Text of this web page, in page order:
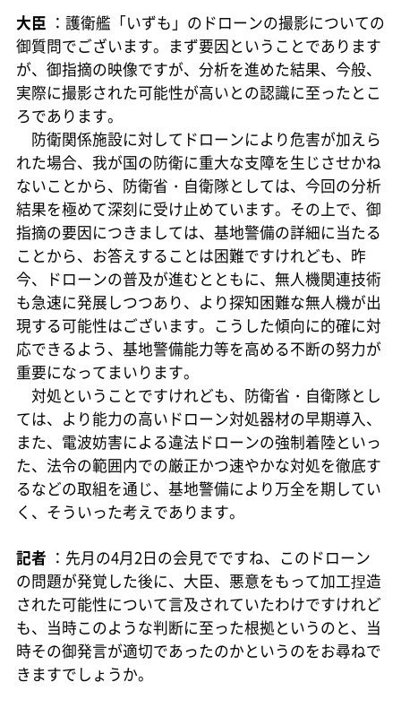
大臣 ：護衛艦「いずも」のドローンの撮影についての
御質問でございます。まず要因ということであります
が、御指摘の映像ですが、分析を進めた結果、今般、
実際に撮影された可能性が高いとの認識に至ったとこ
ろであります。
防衛関係施設に対してドローンにより危害が加えら
れた場合、我が国の防衛に重大な支障を生じさせかね
ないことから、防衛省・自衛隊としては、今回の分析
結果を極めて深刻に受け止めています。その上で、御
指摘の要因につきましては、基地警備の詳細に当たる
ことから、お答えすることは困難ですけれども、昨
今、ドローンの普及が進むとともに、無人機関連技術
も急速に発展しつつあり、より探知困難な無人機が出
現する可能性はございます。こうした傾向に的確に対
応できるよう、基地警備能力等を高める不断の努力が
重要になってまいります。
対処ということですけれども、防衛省・自衛隊とし
ては、より能力の高いドローン対処器材の早期導入、
また、電波妨害による違法ドローンの強制着陸といっ
た、法令の範囲内での厳正かつ速やかな対処を徹底す
るなどの取組を通じ、基地警備により万全を期してい
く、そういった考えであります。
記者 ：先月の4月2日の会見でですね、このドローン
の問題が発覚した後に、大臣、悪意をもって加工捏造
された可能性について言及されていたわけですけれど
も、当時このような判断に至った根拠というのと、当
時その御発言が適切であったのかというのをお尋ねで
きますでしょうか。